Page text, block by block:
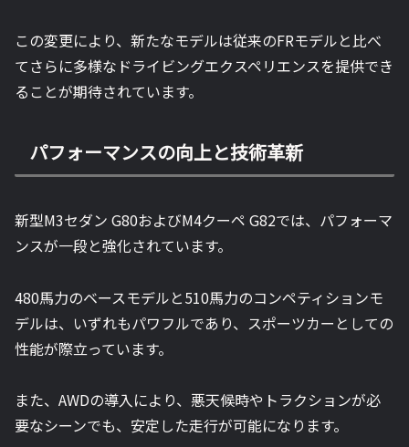
この変更により、新たなモデルは従来のFRモデルと比べ
てさらに多様なドライビングエクスペリエンスを提供でき
ることが期待されています。
パフォーマンスの向上と技術革新
新型M3セダン G80およびM4クーペ G82では、パフォーマ
ンスが一段と強化されています。
480馬力のベースモデルと510馬力のコンペティションモ
デルは、いずれもパワフルであり、スポーツカーとしての
性能が際立っています。
また、AWDの導入により、悪天候時やトラクションが必
要なシーンでも、安定した走行が可能になります。